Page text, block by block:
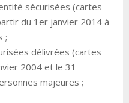
sécurisées (cartes
du 1er janvier 2014 à
;
délivrées (cartes
2004 et le 31
majeures ;